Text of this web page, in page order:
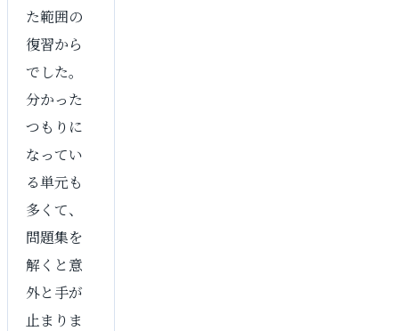
た範囲の
復習から
でした。
分かった
つもりに
なってい
る単元も
多くて、
問題集を
解くと意
外と手が
止まりま